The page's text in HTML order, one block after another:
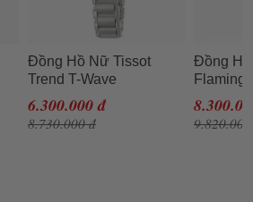
Đồng Hồ Nữ Tissot
Trend T-Wave
T023.210.11.116.00
Màu Bạc
6.300.000 đ
8.730.000 đ
Đồng
Flamingo
Màu